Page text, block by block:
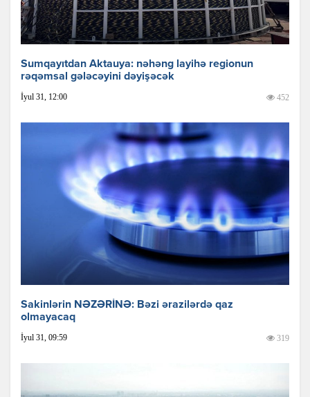
Sumqayıtdan Aktauya: nəhəng layihə regionun
rəqəmsal gələcəyini dəyişəcək
İyul 31, 12:00 452
Sakinlərin NƏZƏRİNƏ: Bəzi ərazilərdə qaz
olmayacaq
İyul 31, 09:59 319